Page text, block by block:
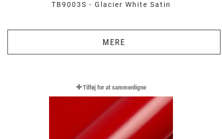
TB9003S - Glacier White Satin
MERE
Tilføj for at sammenligne